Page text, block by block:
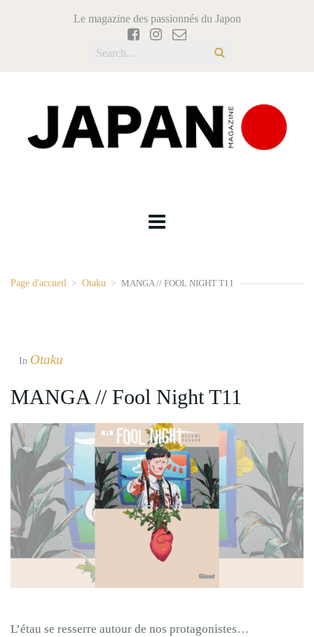
Le magazine des passionnés du Japon
Page d'accueil > Otaku > MANGA // FOOL NIGHT T11
In Otaku
MANGA // Fool Night T11
L’étau se resserre autour de nos protagonistes…